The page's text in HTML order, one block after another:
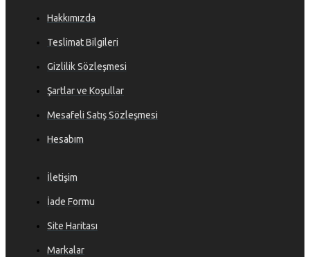
Hakkımızda
Teslimat Bilgileri
Gizlilik Sözleşmesi
Şartlar ve Koşullar
Mesafeli Satış Sözleşmesi
Hesabım
İletişim
İade Formu
Site Haritası
Markalar